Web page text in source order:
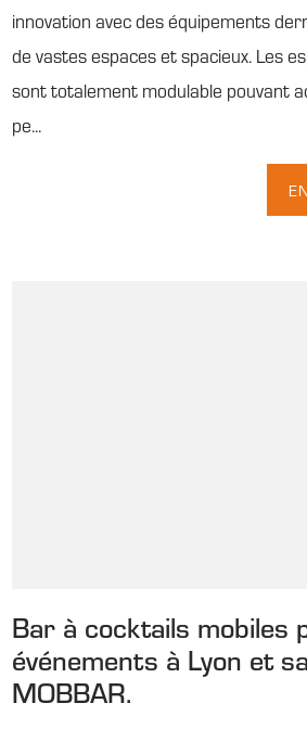
innovation avec des équipements
de vastes espaces et spacieux. Les
sont totalement modulable pouvant
pe...
Bar à cocktails mobiles
événements à Lyon et
MOBBAR.